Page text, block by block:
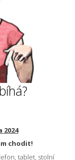
2024
chodit!
tablet, stolní